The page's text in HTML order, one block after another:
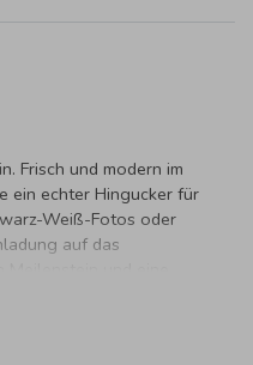
Frisch und modern im
ein echter Hingucker für
Weiß-Fotos oder
auf das